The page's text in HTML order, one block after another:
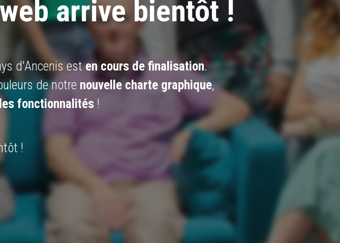
arrive bientôt !
d'Ancenis esten cours de finalisation.
de notre nouvelle charte graphique,
fonctionnalités !
!